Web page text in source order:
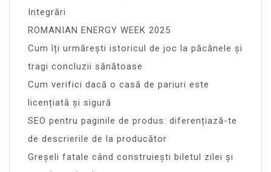
Integrări
ROMANIAN ENERGY WEEK 2025
Cum îți urmărești istoricul de joc la păcănele și
tragi concluzii sănătoase
Cum verifici dacă o casă de pariuri este
licențiată și sigură
SEO pentru paginile de produs: diferențiază-te
de descrierile de la producător
Greșeli fatale când construiești biletul zilei și